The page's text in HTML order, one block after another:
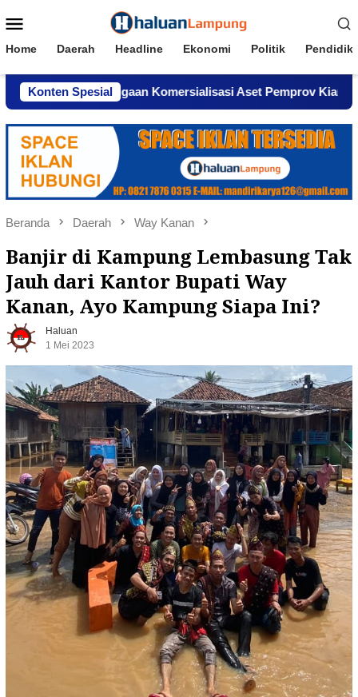
ke
Mobile
Home Daerah Headline Ekonomi Politik
Konten Spesial
Dugaan Komersialisasi Aset Pemprov Kian Menguat
Beranda Daerah Way Kanan
Banjir di Kampung Lembasung Tak
Jauh dari Kantor Bupati Way
Kanan, Ayo Kampung Siapa Ini?
Haluan
1 Mei 2023